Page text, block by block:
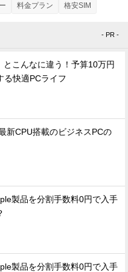
料金プラン 格安SIM
- PR -
とこんなに違う！予算10万円
る快適PCライフ
新CPU搭載のビジネスPCの
製品を分割手数料0円で入手
製品を分割手数料0円で入手